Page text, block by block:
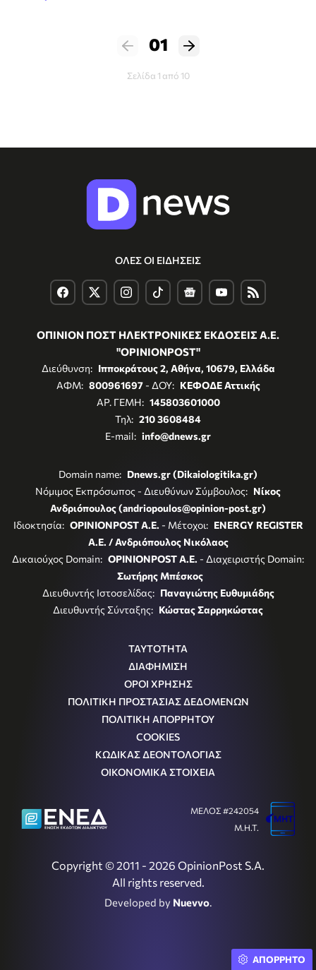
01
Σελίδα 1 από 10
ΟΛΕΣ ΟΙ ΕΙΔΗΣΕΙΣ
ΟΠΙΝΙΟΝ ΠΟΣΤ ΗΛΕΚΤΡΟΝΙΚΕΣ ΕΚΔΟΣΕΙΣ Α.Ε.
"OPINIONPOST"
Διεύθυνση: Ιπποκράτους 2, Αθήνα, 10679, Ελλάδα
ΑΦΜ: 800961697- ΔΟΥ: ΚΕΦΟΔΕ Αττικής
ΑΡ. ΓΕΜΗ: 145803601000
Τηλ: 210 3608484
E-mail: info@dnews.gr
Domain name: Dnews.gr (Dikaiologitika.gr)
Νόμιμος Εκπρόσωπος - Διευθύνων Σύμβουλος: Νίκος
Ανδριόπουλος (andriopoulos@opinion-post.gr)
Ιδιοκτησία: OPINIONPOST A.E. - Μέτοχοι: ENERGY REGISTER
Α.Ε. / Ανδριόπουλος Νικόλαος
Δικαιούχος Domain: OPINIONPOST A.E. - Διαχειριστής Domain:
Σωτήρης Μπέσκος
Διευθυντής Ιστοσελίδας: Παναγιώτης Ευθυμιάδης
Διευθυντής Σύνταξης: Κώστας Σαρρηκώστας
ΤΑΥΤΟΤΗΤΑ
ΔΙΑΦΗΜΙΣΗ
ΟΡΟΙ ΧΡΗΣΗΣ
ΠΟΛΙΤΙΚΗ ΠΡΟΣΤΑΣΙΑΣ ΔΕΔΟΜΕΝΩΝ
ΠΟΛΙΤΙΚΗ ΑΠΟΡΡΗΤΟΥ
COOKIES
ΚΩΔΙΚΑΣ ΔΕΟΝΤΟΛΟΓΙΑΣ
ΟΙΚΟΝΟΜΙΚΑ ΣΤΟΙΧΕΙΑ
Copyright © 2011 - 2026 OpinionPost S.A.
All rights reserved.
Developed by Nuevvo.
ΜΕΛΟΣ #242054
Μ.Η.Τ.
ΑΠΟΡΡΗΤΟ